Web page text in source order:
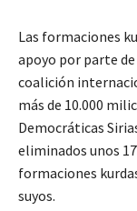
Las formaciones
apoyo por parte
coalición
más de 10.000
Democráticas
eliminados unos
formaciones
suyos.